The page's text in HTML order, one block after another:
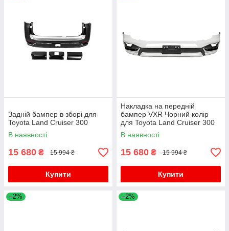
Задній бампер в зборі для
Toyota Land Cruiser 300
В наявності
15 680 ₴ 15 994 ₴
Купити
Накладка на передній
бампер VXR Чорний колір
для Toyota Land Cruiser 300
В наявності
15 680 ₴ 15 994 ₴
Купити
–2% –2%